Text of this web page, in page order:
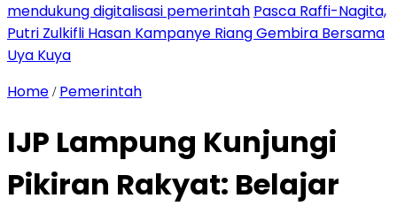
mendukung digitalisasi pemerintah Pasca Raffi-Nagita,
Putri Zulkifli Hasan Kampanye Riang Gembira Bersama
Uya Kuya
Home / Pemerintah
IJP Lampung Kunjungi
Pikiran Rakyat: Belajar